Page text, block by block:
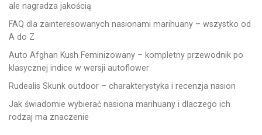
ale nagradza jakością
FAQ dla zainteresowanych nasionami marihuany – wszystko od
A do Z
Auto Afghan Kush Feminizowany – kompletny przewodnik po
klasycznej indice w wersji autoflower
Rudealis Skunk outdoor – charakterystyka i recenzja nasion
Jak świadomie wybierać nasiona marihuany i dlaczego ich
rodzaj ma znaczenie